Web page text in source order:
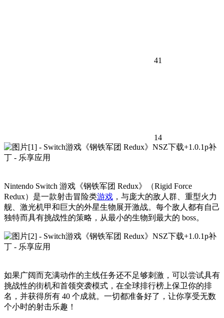
41
14
Nintendo Switch 游戏《钢铁军团 Redux》（Rigid Force
Redux）是一款射击冒险类游戏 ，与庞大的敌人群、重型火力
舰、激光机甲和巨大的外星生物展开激战。每个敌人都有自己
独特而具有挑战性的策略，从最小的生物到最大的 boss。
如果广阔而充满动作的主线任务还不足够刺激，可以尝试具有
挑战性的街机和首领突袭模式，在全球排行榜上保卫你的排
名，并获得所有 40 个成就。一切都准备好了，让你享受无数
个小时的射击乐趣！